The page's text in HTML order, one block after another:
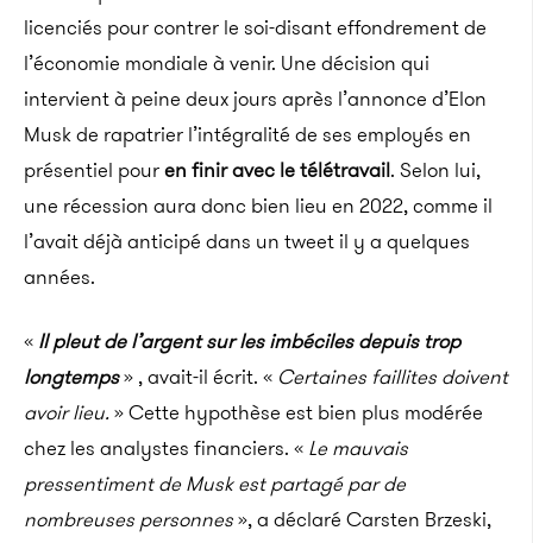
licenciés pour contrer le soi-disant effondrement de
l’économie mondiale à venir. Une décision qui
intervient à peine deux jours après l’annonce d’Elon
Musk de rapatrier l’intégralité de ses employés en
présentiel pouren finir avec le télétravail. Selon lui,
une récession aura donc bien lieu en 2022, comme il
l’avait déjà anticipé dans un tweet il y a quelques
années.
« Il pleut de l’argent sur les imbéciles depuis trop
longtemps» , avait-il écrit. « Certaines faillites doivent
avoir lieu.» Cette hypothèse est bien plus modérée
chez les analystes financiers. « Le mauvais
pressentiment de Musk est partagé par de
nombreuses personnes», a déclaré Carsten Brzeski,